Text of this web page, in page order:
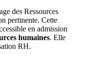
des Ressources
pertinente. Cette
en admission
humaines. Elle
RH.